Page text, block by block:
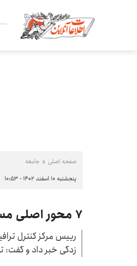
صفحه اصلی جامعه
پنجشنبه ۱۰ اسفند ۱۴۰۲ - ۱۰:۵۳
۷ محور اصلی مسدود است
زدگی خبر داد و گفت: